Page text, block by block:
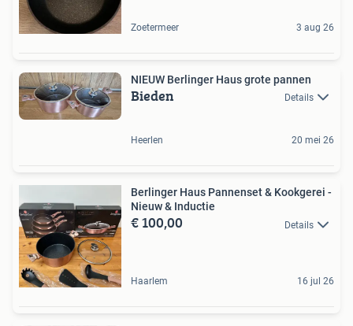
Zoetermeer 3 aug 26
NIEUW Berlinger Haus grote pannen
Bieden Details
Heerlen 20 mei 26
Berlinger Haus Pannenset & Kookgerei -
Nieuw & Inductie
€ 100,00 Details
Haarlem 16 jul 26